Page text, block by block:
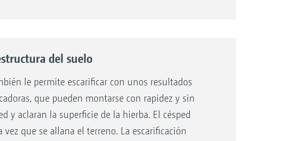
directamente al sinfín, «de la mano»
del suelo
le permite escarificar con unos resultados
que pueden montarse con rapidez y sin
y aclaran la superficie de la hierba. El césped
vez que se allana el terreno. La escarificación